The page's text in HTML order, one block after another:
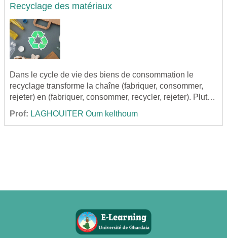
Recyclage des matériaux
Dans le cycle de vie des biens de consommation le
recyclage transforme la chaîne (fabriquer, consommer,
rejeter) en (fabriquer, consommer, recycler, rejeter). Plutôt,
fin de vie durablement sans impact environnementale.
Prof: LAGHOUITER Oum kelthoum